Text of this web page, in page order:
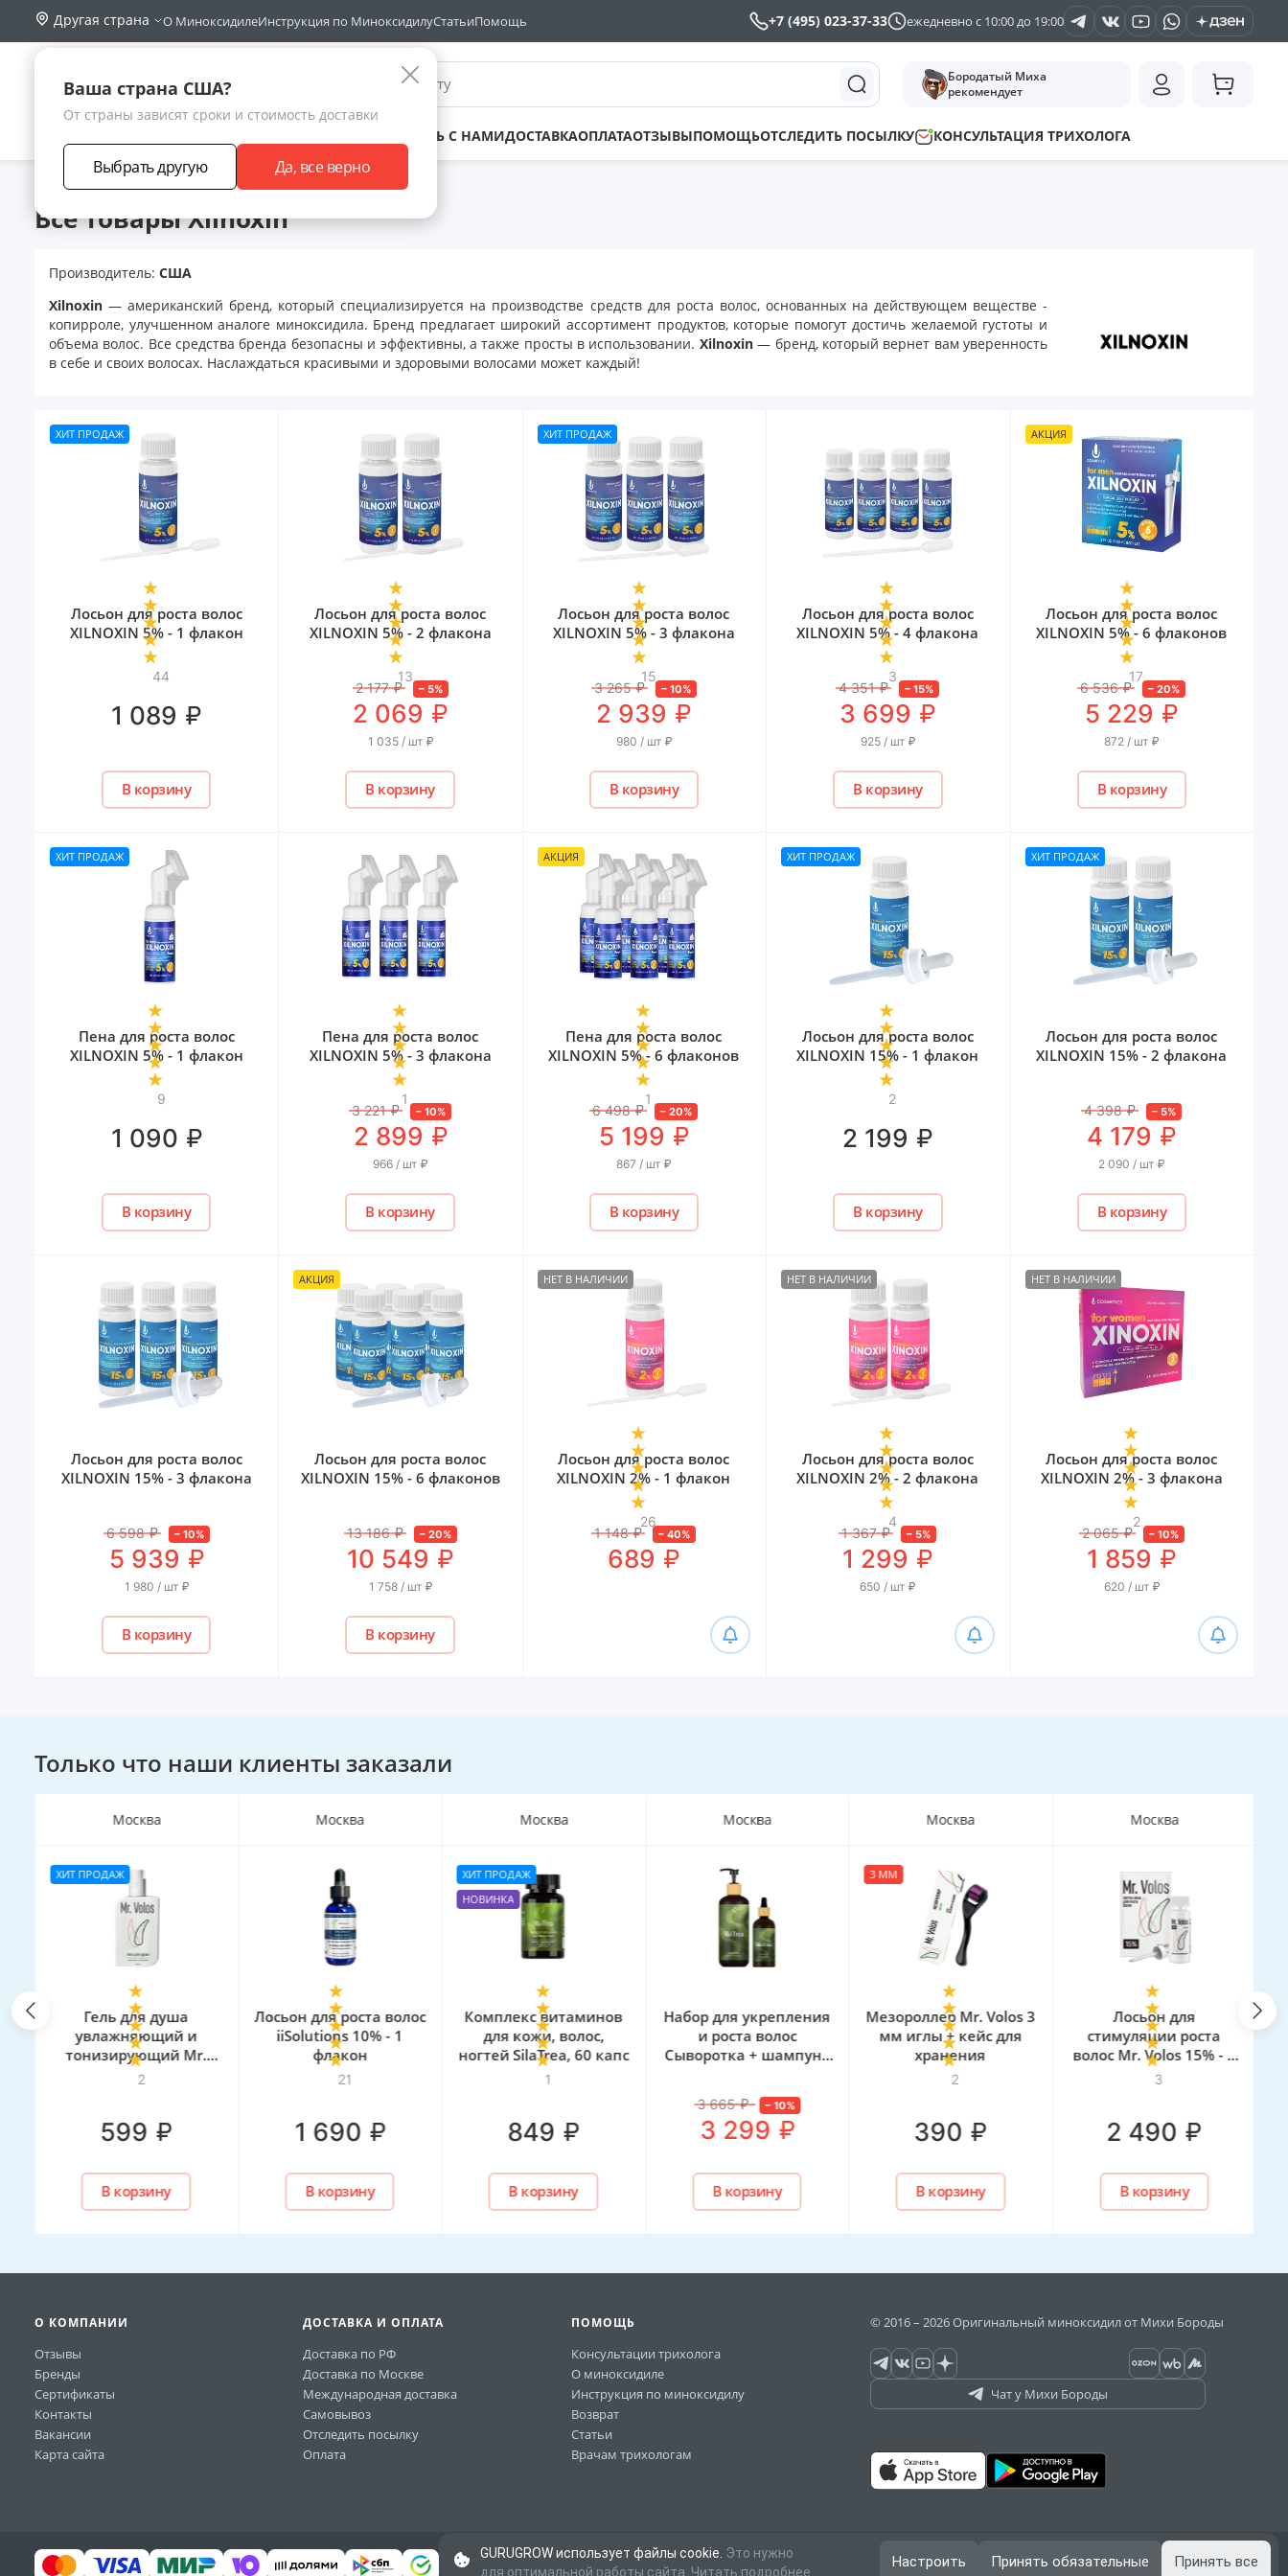
Другая страна
Ваша страна США?
От страны зависят сроки и стоимость доставки
Выбрать другую Да, все верно
О МиноксидилеИнструкция по МиноксидилуСтатьиПомощь +7 (495) 023-37-33 ежедневно с 10:00 до 19:00
Поиск по сайту
Бородатый Миха
рекомендует
ЗАРАБОТАТЬ С НАМИДОСТАВКАОПЛАТАОТЗЫВЫПОМОЩЬОТСЛЕДИТЬ ПОСЫЛКУ КОНСУЛЬТАЦИЯ ТРИХОЛОГА
Главная
Все товары Xilnoxin
Производитель: США
Xilnoxin — американский бренд, который специализируется на производстве средств для роста волос, основанных на действующем веществе -
копирроле, улучшенном аналоге миноксидила. Бренд предлагает широкий ассортимент продуктов, которые помогут достичь желаемой густоты и
объема волос. Все средства бренда безопасны и эффективны, а также просты в использовании. Xilnoxin— бренд, который вернет вам уверенность
в себе и своих волосах. Наслаждаться красивыми и здоровыми волосами может каждый!
ХИТ ПРОДАЖ
44
Лосьон для роста волос
XILNOXIN 5% - 1 флакон
1 089 ₽
В корзину
13
Лосьон для роста волос
XILNOXIN 5% - 2 флакона
2 177 ₽ – 5%
2 069 ₽
1 035 / шт ₽
В корзину
ХИТ ПРОДАЖ
15
Лосьон для роста волос
XILNOXIN 5% - 3 флакона
3 265 ₽ – 10%
2 939 ₽
980 / шт ₽
В корзину
3
Лосьон для роста волос
XILNOXIN 5% - 4 флакона
4 351 ₽ –15%
3 699 ₽
925 / шт ₽
В корзину
АКЦИЯ
17
Лосьон для роста волос
XILNOXIN 5% - 6 флаконов
6 536 ₽ –20%
5 229 ₽
872 / шт ₽
В корзину
ХИТ ПРОДАЖ
9
Пена для роста волос
XILNOXIN 5% - 1 флакон
1 090 ₽
В корзину
1
Пена для роста волос
XILNOXIN 5% - 3 флакона
3 221 ₽ –10%
2 899 ₽
966 / шт ₽
В корзину
АКЦИЯ
1
Пена для роста волос
XILNOXIN 5% - 6 флаконов
6 498 ₽ –20%
5 199 ₽
867 / шт ₽
В корзину
ХИТ ПРОДАЖ
2
Лосьон для роста волос
XILNOXIN 15% - 1 флакон
2 199 ₽
В корзину
ХИТ ПРОДАЖ
Лосьон для роста волос
XILNOXIN 15% - 2 флакона
4 398 ₽ –5%
4 179 ₽
2 090 / шт ₽
В корзину
Лосьон для роста волос
XILNOXIN 15% - 3 флакона
6 598 ₽ – 10%
5 939 ₽
1 980 / шт ₽
В корзину
АКЦИЯ
Лосьон для роста волос
XILNOXIN 15% - 6 флаконов
13 186 ₽ – 20%
10 549 ₽
1 758 / шт ₽
В корзину
НЕТ В НАЛИЧИИ
26
Лосьон для роста волос
XILNOXIN 2% - 1 флакон
1 148 ₽ –40%
689 ₽
НЕТ В НАЛИЧИИ
4
Лосьон для роста волос
XILNOXIN 2% - 2 флакона
1 367 ₽ –5%
1 299 ₽
650 / шт ₽
НЕТ В НАЛИЧИИ
2
Лосьон для роста волос
XILNOXIN 2% - 3 флакона
2 065 ₽ – 10%
1 859 ₽
620 / шт ₽
Только что наши клиенты заказали
Москва
ХИТ ПРОДАЖ
2
Гель для душа
увлажняющий и
тонизирующий Mr.
Volos, 250 мл
599 ₽
В корзину
Москва
21
Лосьон для роста волос
iiSolutions 10% - 1
флакон
1 690 ₽
В корзину
Москва
ХИТ ПРОДАЖ
НОВИНКА
1
Комплекс витаминов
для кожи, волос,
ногтей SilaTrea, 60 капс
849 ₽
В корзину
Москва
Набор для укрепления
и роста волос
Сыворотка + шампунь
3 665 ₽ –10%
3 299 ₽
В корзину
Москва
3 ММ
2
Мезороллер Mr. Volos 3
мм иглы + кейс для
хранения
390 ₽
В корзину
Москва
3
Лосьон для
стимуляции роста
волос Mr. Volos 15% - 1
флакон
2 490 ₽
В корзину
О КОМПАНИИ
Отзывы
Бренды
Сертификаты
Контакты
Вакансии
Карта сайта
ДОСТАВКА И ОПЛАТА
Доставка по РФ
Доставка по Москве
Международная доставка
Самовывоз
Отследить посылку
Оплата
ПОМОЩЬ
Консультации трихолога
О миноксидиле
Инструкция по миноксидилу
Возврат
Статьи
Врачам трихологам
© 2016 – 2026 Оригинальный миноксидил от Михи Бороды
Чат у Михи Бороды
Договор оферты
GURUGROW использует файлы cookie. Это нужно
для оптимальной работы сайта. Читать подробнее.
Настроить Принять обязательные Принять все